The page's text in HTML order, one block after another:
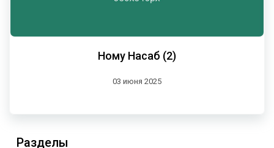
Ному Насаб (2)
03 июня 2025
Разделы